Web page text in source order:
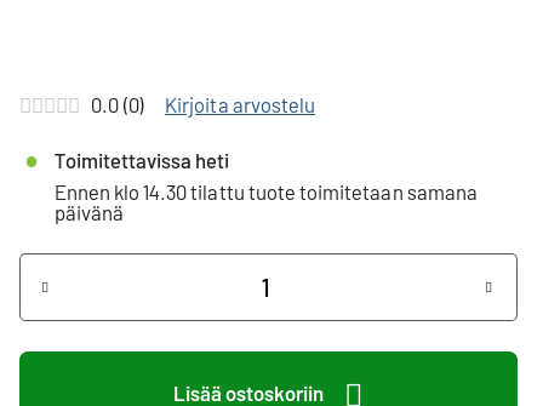
0.0 (0) Kirjoita arvostelu
Toimitettavissa heti
Ennen klo 14.30 tilattu tuote toimitetaan samana
päivänä
+ -
Lisää ostoskoriin